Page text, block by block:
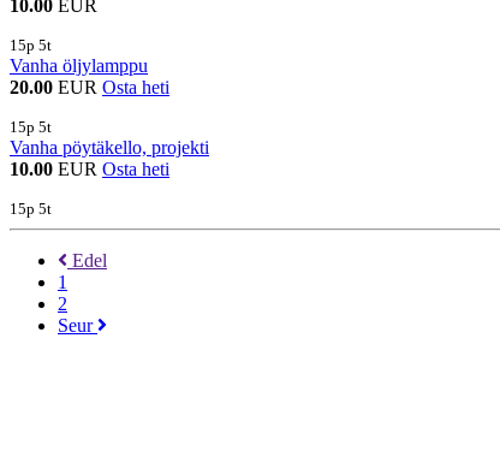
10.00 EUR
15p 5t
Vanha öljylamppu
20.00 EUR Osta heti
15p 5t
Vanha pöytäkello, projekti
10.00 EUR Osta heti
15p 5t
Edel
1
2
Seur